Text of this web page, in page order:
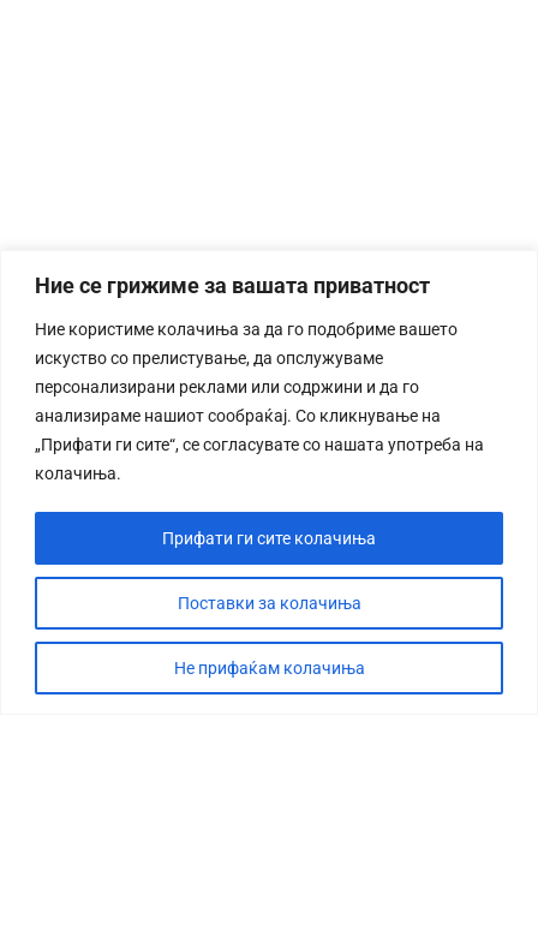
Ние се грижиме за вашата приватност
Ние користиме колачиња за да го подобриме вашето
искуство со прелистување, да опслужуваме
персонализирани реклами или содржини и да го
анализираме нашиот сообраќај. Со кликнување на
„Прифати ги сите“, се согласувате со нашата употреба на
колачиња.
Поставки за колачиња
Не прифаќам колачиња
Прифати ги сите колачиња
СТОРИЈА
ДЕБАТА